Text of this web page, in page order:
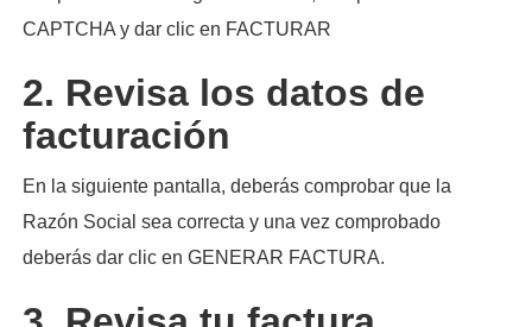
CAPTCHA y dar clic en FACTURAR
2. Revisa los datos de
facturación
En la siguiente pantalla, deberás comprobar que la
Razón Social sea correcta y una vez comprobado
deberás dar clic en GENERAR FACTURA.